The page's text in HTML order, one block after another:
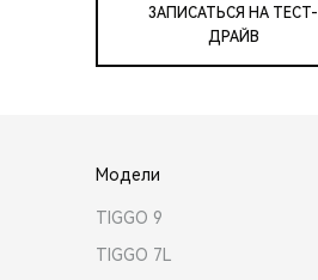
ЗАПИСАТЬСЯ НА ТЕСТ-
ДРАЙВ
Модели
TIGGO 9
TIGGO 7L